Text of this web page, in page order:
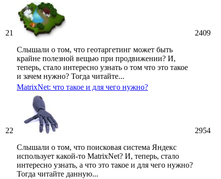
21
Слышали о том, что геотаргетинг может быть
крайне полезной вещью при продвижении? И,
теперь, стало интересно узнать о том что это такое
и зачем нужно? Тогда читайте...
2409
22
MatrixNet: что такое и для чего нужно?
Слышали о том, что поисковая система Яндекс
использует какой-то MatrixNet? И, теперь, стало
интересно узнать, а что это такое и для чего нужно?
Тогда читайте данную...
2954